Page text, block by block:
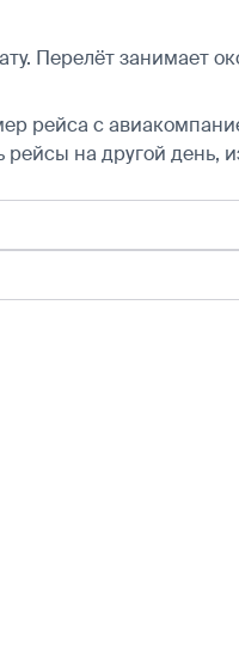
занимает
рейса с
рейсы на другой день,